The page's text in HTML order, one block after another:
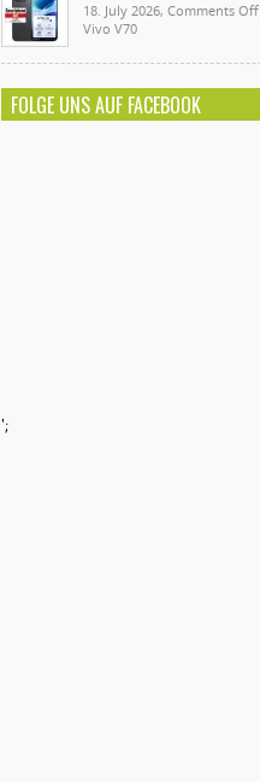
18. July 2026, Comments Off
Vivo V70
FOLGE UNS AUF FACEBOOK
';